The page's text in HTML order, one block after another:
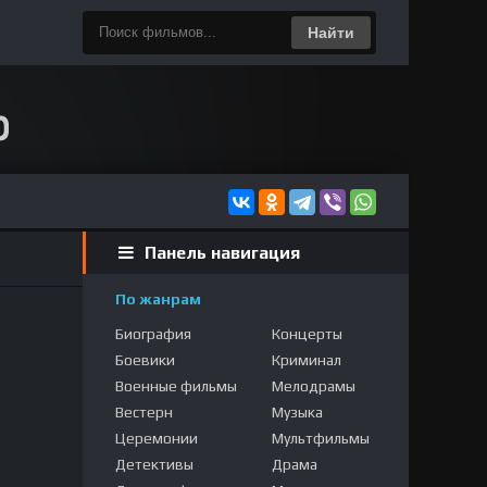
Найти
Панель навигация
По жанрам
Биография
Боевики
Военные фильмы
Вестерн
Церемонии
Детективы
Концерты
Криминал
Мелодрамы
Музыка
Мультфильмы
Драма